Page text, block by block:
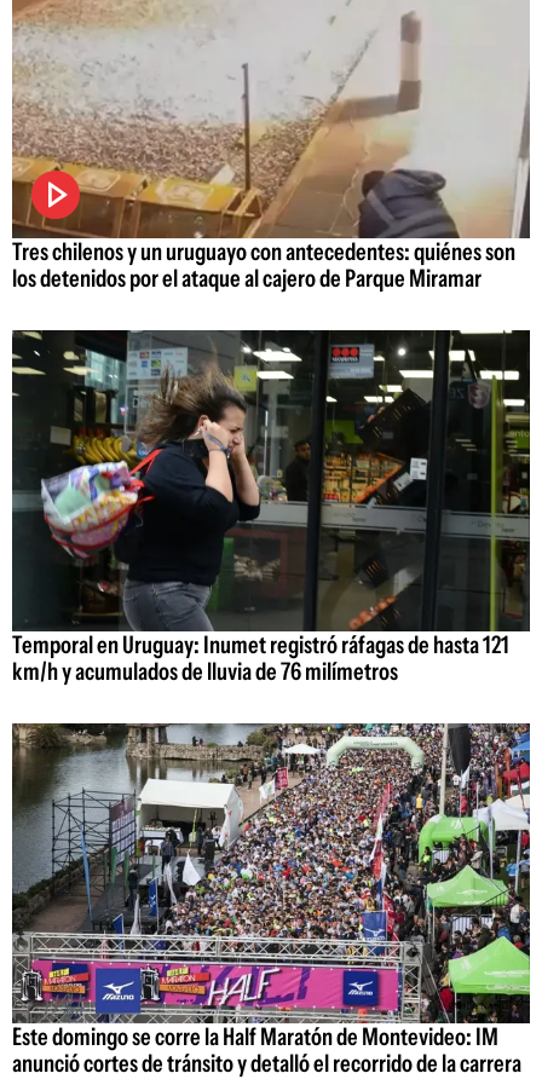
Tres chilenos y un uruguayo con antecedentes: quiénes son
los detenidos por el ataque al cajero de Parque Miramar
Temporal en Uruguay: Inumet registró ráfagas de hasta 121
km/h y acumulados de lluvia de 76 milímetros
Este domingo se corre la Half Maratón de Montevideo: IM
anunció cortes de tránsito y detalló el recorrido de la carrera